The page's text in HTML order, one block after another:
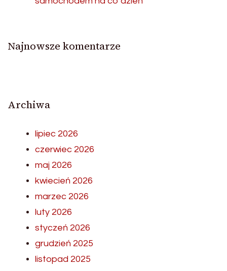
Najnowsze komentarze
Archiwa
lipiec 2026
czerwiec 2026
maj 2026
kwiecień 2026
marzec 2026
luty 2026
styczeń 2026
grudzień 2025
listopad 2025